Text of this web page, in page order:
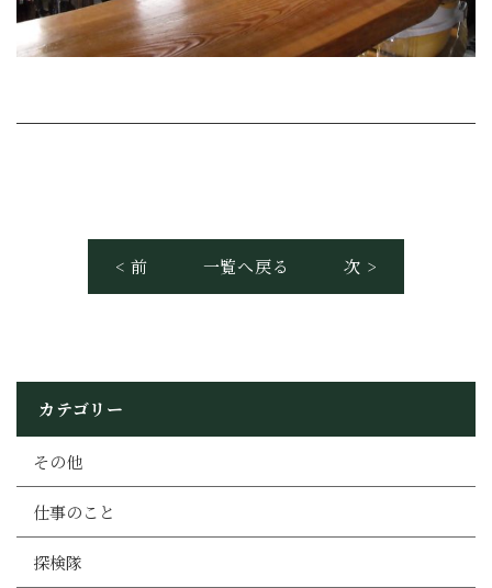
< 前 一覧へ戻る 次 >
カテゴリー
その他
仕事のこと
探検隊